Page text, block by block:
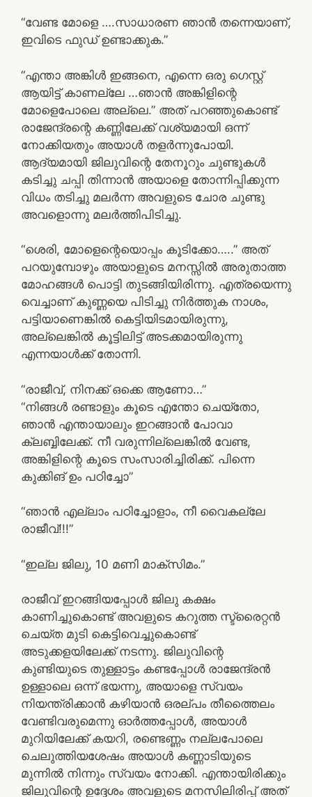
“വേണ്ട മോളെ ….സാധാരണ ഞാൻ തന്നെയാണ്,
ഇവിടെ ഫുഡ് ഉണ്ടാക്കുക.”
“എന്താ അങ്കിൾ ഇങ്ങനെ, എന്നെ ഒരു ഗെസ്റ്റ്
ആയിട്ട് കാണല്ലേ …ഞാൻ അങ്കിളിന്റെ
മോളെപോലെ അല്ലെ.” അത് പറഞ്ഞുകൊണ്ട്
രാജേന്ദ്രന്റെ കണ്ണിലേക്ക് വശ്യമായി ഒന്ന്
നോക്കിയതും അയാൾ തളർന്നുപോയി.
ആദ്യമായി ജിലുവിന്റെ തേനൂറും ചുണ്ടുകൾ
കടിച്ചു ചപ്പി തിന്നാൻ അയാളെ തോന്നിപ്പിക്കുന്ന
വിധം തടിച്ചു മലർന്ന അവളുടെ ചോര ചുണ്ടു
അവളൊന്നു മലർത്തിപിടിച്ചു.
“ശെരി, മോളെന്റെയൊപ്പം കൂടിക്കോ…..” അത്
പറയുമ്പോഴും അയാളുടെ മനസ്സിൽ അരുതാത്ത
മോഹങ്ങൾ പൊട്ടി തുടങ്ങിയിരിന്നു. എത്രയെന്നു
വെച്ചാണ് കുണ്ണയെ പിടിച്ചു നിർത്തുക നാശം,
പട്ടിയാണെങ്കിൽ കെട്ടിയിടമായിരുന്നു,
അല്ലെങ്കിൽ കൂട്ടിലിട്ട് അടക്കമായിരുന്നു
എന്നയാൾക്ക് തോന്നി.
“രാജീവ്, നിനക്ക് ഒക്കെ ആണോ…”
“നിങ്ങൾ രണ്ടാളും കൂടെ എന്തോ ചെയ്തോ,
ഞാൻ എന്തായാലും ഇറങ്ങാൻ പോവാ
ക്ലബ്ബിലേക്ക്. നീ വരുന്നില്ലെങ്കിൽ വേണ്ട,
അങ്കിളിന്റെ കൂടെ സംസാരിച്ചിരിക്ക്. പിന്നെ
കുക്കിങ്‌ ഉം പഠിച്ചോ”
“ഞാൻ എല്ലാം പഠിച്ചോളാം, നീ വൈകല്ലേ
രാജീവ്!!!”
“ഇല്ല ജിലു, 10 മണി മാക്സിമം.”
രാജീവ് ഇറങ്ങിയപ്പോൾ ജിലു കക്ഷം
കാണിച്ചുകൊണ്ട് അവളുടെ കറുത്ത സ്ട്രൈറ്റൻ
ചെയ്ത മുടി കെട്ടിവെച്ചുകൊണ്ട്
അടുക്കളയിലേക്ക് നടന്നു. ജിലുവിന്റെ
കുണ്ടിയുടെ തുള്ളാട്ടം കണ്ടപ്പോൾ രാജേന്ദ്രൻ
ഉള്ളാലെ ഒന്ന് ഭയന്നു, അയാളെ സ്വയം
നിയന്ത്രിക്കാൻ കഴിയാൻ ഒരല്പം തീത്തൈലം
വേണ്ടിവരുമെന്നു ഓർത്തപ്പോൾ, അയാൾ
മുറിയിലേക്ക് കയറി, രണ്ടെണ്ണം നല്ലപോലെ
ചെലുത്തിയശേഷം അയാൾ കണ്ണാടിയുടെ
മുന്നിൽ നിന്നും സ്വയം നോക്കി. എന്തായിരിക്കും
ജിലുവിന്റെ ഉദ്ദേശം അവളുടെ മനസിലിരിപ്പ് അത്